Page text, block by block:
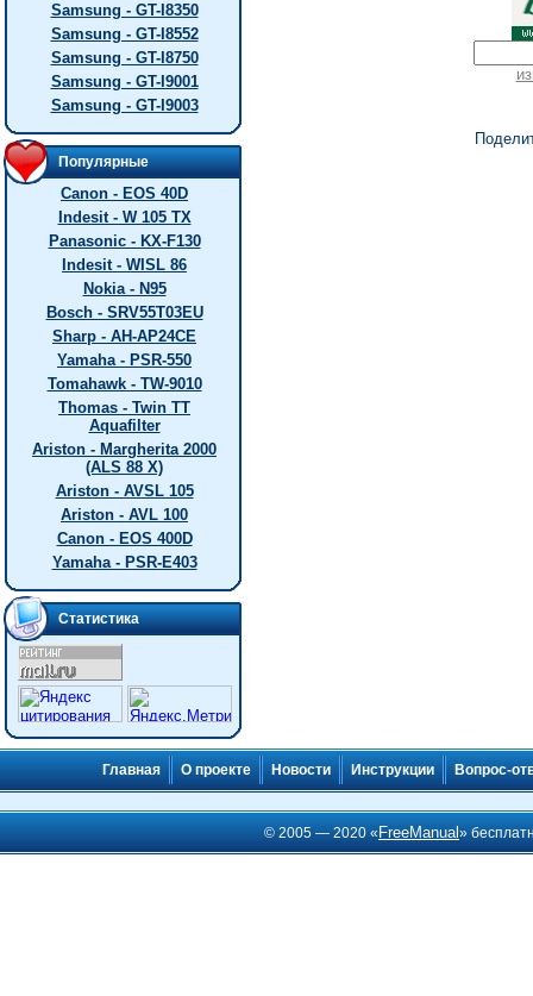
Samsung - GT-I8350
Samsung - GT-I8552
Samsung - GT-I8750
Samsung - GT-I9001
Samsung - GT-I9003
Популярные
Canon - EOS 40D
Indesit - W 105 TX
Panasonic - KX-F130
Indesit - WISL 86
Nokia - N95
Bosch - SRV55T03EU
Sharp - AH-AP24CE
Yamaha - PSR-550
Tomahawk - TW-9010
Thomas - Twin TT
Aquafilter
Ariston - Margherita 2000
(ALS 88 X)
Ariston - AVSL 105
Ariston - AVL 100
Canon - EOS 400D
Yamaha - PSR-E403
Статистика
Главная О проекте Новости Инструкции Вопрос-
© 2005 — 2020 « FreeManual»